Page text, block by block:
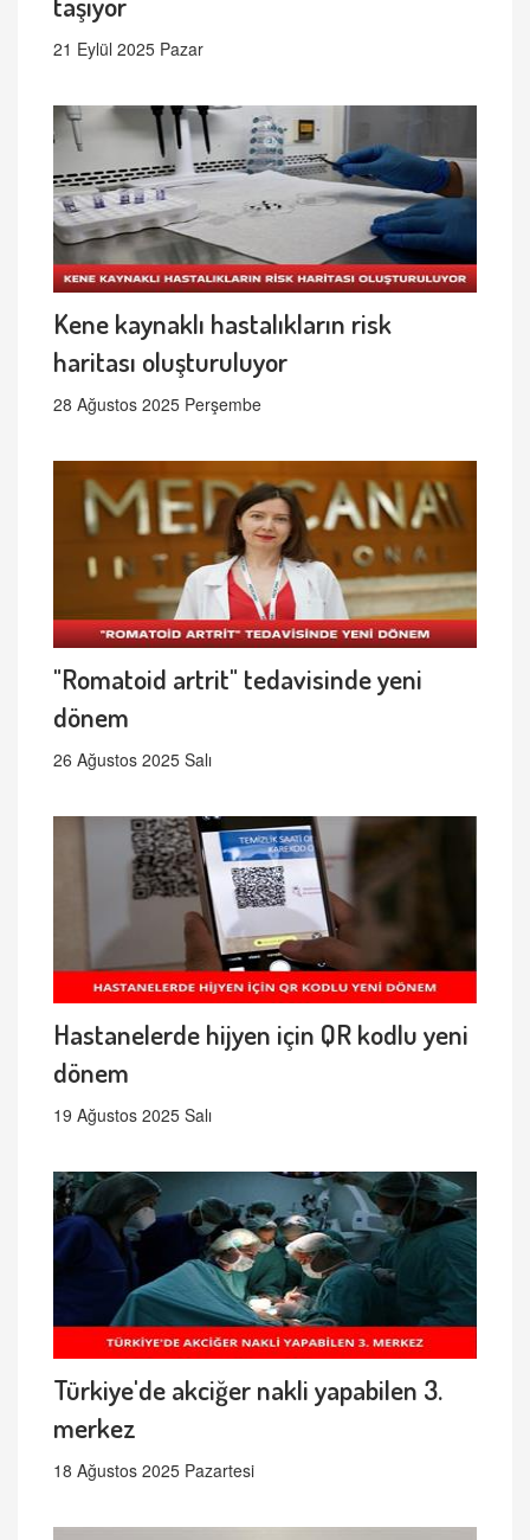
21 Eylül 2025 Pazar
Kene kaynaklı hastalıkların risk
haritası oluşturuluyor
28 Ağustos 2025 Perşembe
"Romatoid artrit" tedavisinde yeni
dönem
26 Ağustos 2025 Salı
Hastanelerde hijyen için QR kodlu yeni
dönem
19 Ağustos 2025 Salı
Türkiye'de akciğer nakli yapabilen 3.
merkez
18 Ağustos 2025 Pazartesi